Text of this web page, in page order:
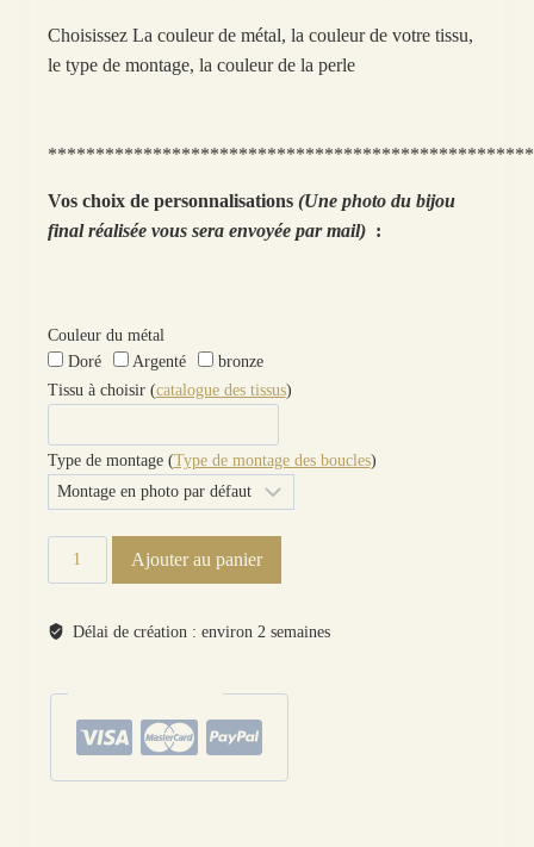
Choisissez La couleur de métal, la couleur de votre tissu,
le type de montage, la couleur de la perle
Vos choix de personnalisations (Une photo du bijou
final réalisée vous sera envoyée par mail):
Couleur du métal
Doré
Argenté
bronze
Tissu à choisir (catalogue des tissus)
Type de montage (Type de montage des boucles)
d'oreilles colibri
cerisier
sakura
en
Ajouter au panier
Délai de création : environ 2 semaines